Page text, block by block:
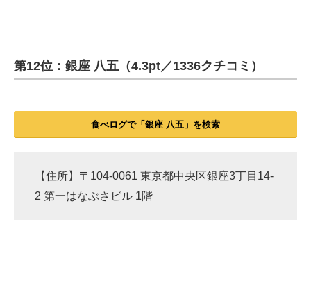
第12位：銀座 八五（4.3pt／1336クチコミ）
食べログで「銀座 八五」を検索
【住所】〒104-0061 東京都中央区銀座3丁目14-
2 第一はなぶさビル 1階